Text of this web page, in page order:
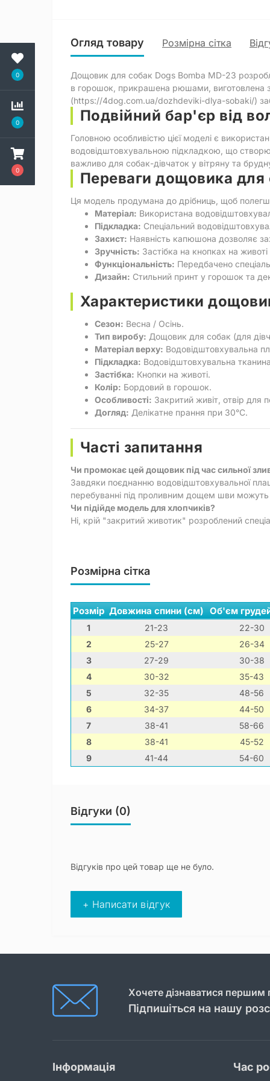
0
0
0
Огляд товару Розмірна сітка
Дощовик для собак Dogs Bomba MD-23
в горошок, прикрашена рюшами, виготовлена
(https://4dog.com.ua/dozhdeviki-dlya-sobaki/)
Подвійний бар'єр від
Головною особливістю цієї моделі є
водовідштовхувальною підкладкою, що
важливо для собак-дівчаток у вітряну та
Переваги дощовика для
Ця модель продумана до дрібниць, щоб
Матеріал: Використана
Підкладка: Спеціальний
Захист: Наявність капюшона дозволяє
Зручність: Застібка на кнопках на
Функціональність: Передбачено
Дизайн: Стильний принт у горошок та
Характеристики
Сезон: Весна / Осінь.
Тип виробу: Дощовик для собак (для
Матеріал верху: Водовідштовхувальна
Підкладка: Водовідштовхувальна
Застібка: Кнопки на животі.
Колір: Бордовий в горошок.
Особливості: Закритий живіт, отвір для
Догляд: Делікатне прання при 30°C.
Часті запитання
Чи промокає цей дощовик під час сильної
Завдяки поєднанню водовідштовхувальної
перебуванні під проливним дощем шви можуть
Чи підійде модель для хлопчиків?
Ні, крій "закритий животик" розроблений
Розмірна сітка
Розмір Довжина спини (см) Об'єм
1 21-23
22-30
2
25-27
26-34
3
27-29
30-38
4
30-32
35-43
5
32-35
48-56
6
34-37
44-50
7
38-41
58-66
8
38-41
45-52
9
41-44 54-60
Відгуки (0)
Відгуків про цей товар ще не було.
+ Написати відгук
Хочете дізнаватися першим
Підпишіться на нашу
Інформація Час